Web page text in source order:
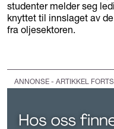
studenter melder seg
knyttet til innslaget av
fra oljesektoren.
ANNONSE - ARTIKKEL